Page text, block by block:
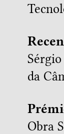
da
Obra